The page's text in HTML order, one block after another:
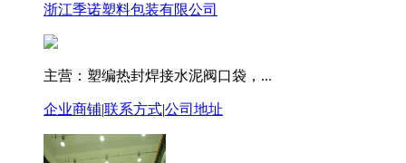
浙江季诺塑料包装有限公司
主营：塑编热封焊接水泥阀口袋，...
企业商铺|联系方式|公司地址